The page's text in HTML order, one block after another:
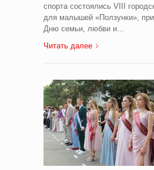
спорта состоялись VIII
для малышей «Ползунки»,
Дню семьи, любви и...
Читать далее